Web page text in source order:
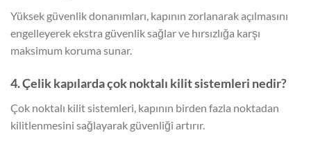
Yüksek güvenlik donanımları, kapının zorlanarak açılmasını
engelleyerek ekstra güvenlik sağlar ve hırsızlığa karşı
maksimum koruma sunar.
4. Çelik kapılarda çok noktalı kilit sistemleri nedir?
Çok noktalı kilit sistemleri, kapının birden fazla noktadan
kilitlenmesini sağlayarak güvenliği artırır.